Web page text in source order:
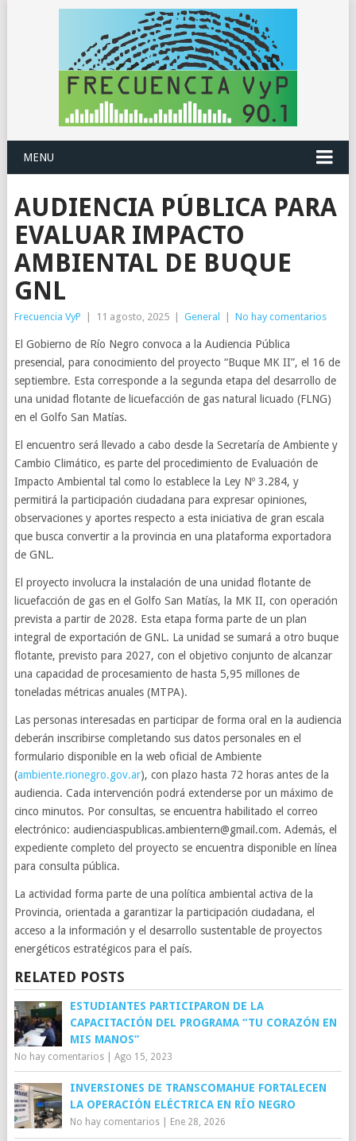
MENU
AUDIENCIA PÚBLICA PARA
EVALUAR IMPACTO
AMBIENTAL DE BUQUE
GNL
Frecuencia VyP 11 agosto, 2025 General No hay comentarios
El Gobierno de Río Negro convoca a la Audiencia Pública
presencial, para conocimiento del proyecto “Buque MK II”, el 16 de
septiembre. Esta corresponde a la segunda etapa del desarrollo de
una unidad flotante de licuefacción de gas natural licuado (FLNG)
en el Golfo San Matías.
El encuentro será llevado a cabo desde la Secretaría de Ambiente y
Cambio Climático, es parte del procedimiento de Evaluación de
Impacto Ambiental tal como lo establece la Ley Nº 3.284, y
permitirá la participación ciudadana para expresar opiniones,
observaciones y aportes respecto a esta iniciativa de gran escala
que busca convertir a la provincia en una plataforma exportadora
de GNL.
El proyecto involucra la instalación de una unidad flotante de
licuefacción de gas en el Golfo San Matías, la MK II, con operación
prevista a partir de 2028. Esta etapa forma parte de un plan
integral de exportación de GNL. La unidad se sumará a otro buque
flotante, previsto para 2027, con el objetivo conjunto de alcanzar
una capacidad de procesamiento de hasta 5,95 millones de
toneladas métricas anuales (MTPA).
Las personas interesadas en participar de forma oral en la audiencia
deberán inscribirse completando sus datos personales en el
formulario disponible en la web oficial de Ambiente
(ambiente.rionegro.gov.ar), con plazo hasta 72 horas antes de la
audiencia. Cada intervención podrá extenderse por un máximo de
cinco minutos. Por consultas, se encuentra habilitado el correo
electrónico: audienciaspublicas.ambientern@gmail.com. Además, el
expediente completo del proyecto se encuentra disponible en línea
para consulta pública.
La actividad forma parte de una política ambiental activa de la
Provincia, orientada a garantizar la participación ciudadana, el
acceso a la información y el desarrollo sustentable de proyectos
energéticos estratégicos para el país.
RELATED POSTS
ESTUDIANTES PARTICIPARON DE LA
CAPACITACIÓN DEL PROGRAMA “TU CORAZÓN EN
MIS MANOS”
No hay comentarios| Ago 15, 2023
INVERSIONES DE TRANSCOMAHUE FORTALECEN
LA OPERACIÓN ELÉCTRICA EN RÍO NEGRO
No hay comentarios| Ene 28, 2026